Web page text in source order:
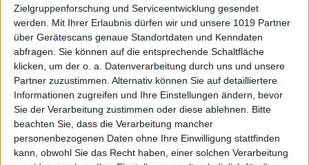
Zielgruppenforschung und Serviceentwicklung gesendet
werden.
Mit Ihrer Erlaubnis dürfen wir und unsere 1019 Partner
über Gerätescans genaue Standortdaten und Kenndaten
abfragen. Sie können auf die entsprechende Schaltfläche
klicken, um der o. a. Datenverarbeitung durch uns und unsere
Partner zuzustimmen. Alternativ können Sie auf detailliertere
Informationen zugreifen und Ihre Einstellungen ändern, bevor
Sie der Verarbeitung zustimmen oder diese ablehnen.
Bitte
beachten Sie, dass die Verarbeitung mancher
personenbezogenen Daten ohne Ihre Einwilligung stattfinden
kann, obwohl Sie das Recht haben, einer solchen Verarbeitung